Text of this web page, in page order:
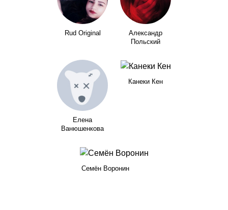
Rud Original
Александр
Польский
Елена
Ванюшенкова
Канеки Кен
Семён Воронин